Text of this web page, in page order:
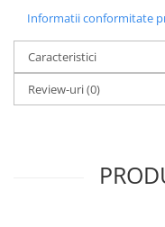
Informatii conformitate
Caracteristici
Review-uri(0)